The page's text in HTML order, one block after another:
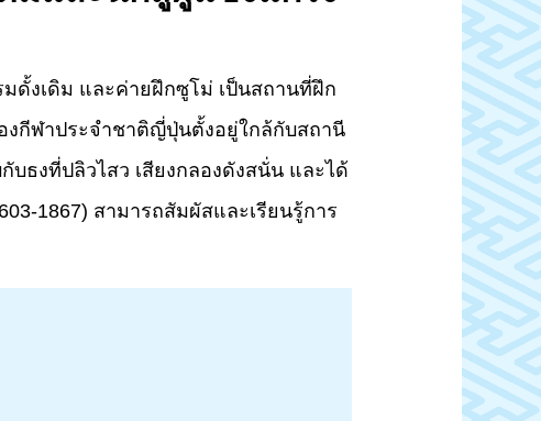
ดั้งเดิม และค่ายฝึกซูโม่ เป็นสถานที่ฝึก
งกีฬาประจำชาติญี่ปุ่นตั้งอยู่ใกล้กับสถานี
ธงที่ปลิวไสว เสียงกลองดังสนั่น และได้
1867) สามารถสัมผัสและเรียนรู้การ